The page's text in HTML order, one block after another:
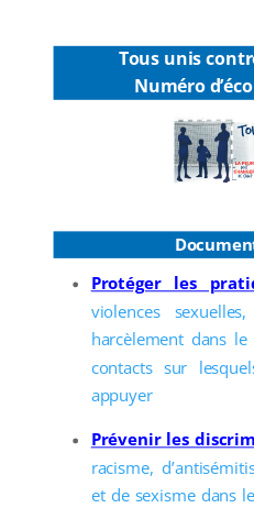
Tous unis
Numéro
Protéger les
violences
harcèlement dans
contacts sur
appuyer
Prévenir les
racisme,
et de sexisme dans